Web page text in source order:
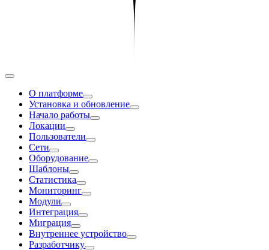
О платформе
Установка и обновление
Начало работы
Локации
Пользователи
Сети
Оборудование
Шаблоны
Статистика
Мониторинг
Модули
Интеграция
Миграция
Внутреннее устройство
Разработчику